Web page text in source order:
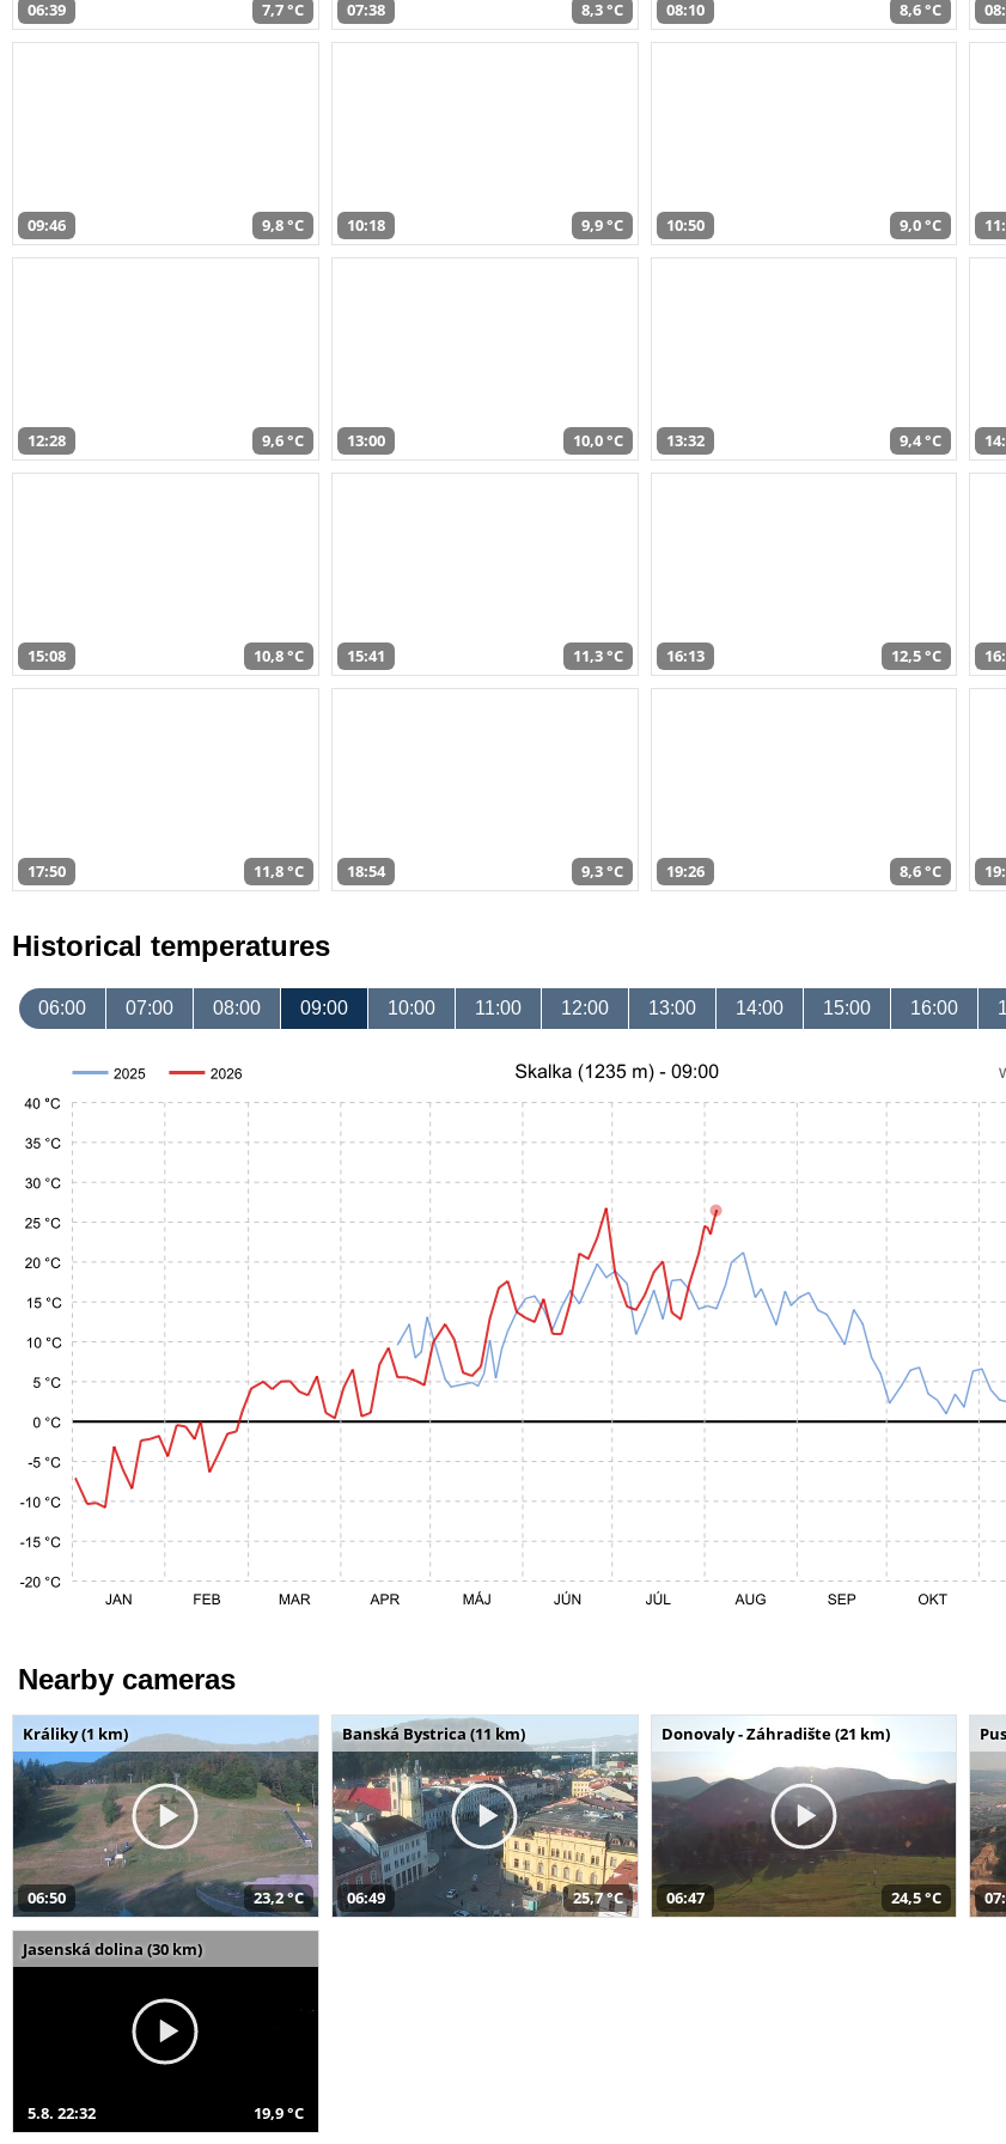
06:39 7,7 °C 07:38 8,3 °C 08:10 8,6 °C
09:46 9,8 °C 10:18 9,9 °C 10:50 9,0 °C
12:28 9,6 °C 13:00 10,0 °C 13:32 9,4 °C
15:08 10,8 °C 15:41 11,3 °C 16:13 12,5 °C
17:50 11,8 °C 18:54 9,3 °C 19:26 8,6 °C
Historical temperatures
06:00 07:00 08:00 09:00 10:00 11:00 12:00 13:00 14:00 15:00 16:00
Nearby cameras
Králiky (1 km)
06:50 23,2 °C
Banská Bystrica (11 km)
06:49 25,7 °C
Donovaly - Záhradište (21 km)
06:47 24,5 °C
Jasenská dolina (30 km)
5.8. 22:32 19,9 °C